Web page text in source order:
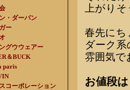
・ダーバン
ー
グウウェアー
＆BUCK
paris
コーポレーション
上がり
春先に
ダーク
雰囲気
お値段